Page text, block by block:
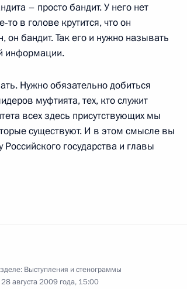
российских
монгольской
1
– просто бандит. У него нет
в голове крутится, что он
бандит. Так его и нужно называть
информации.
Нужно обязательно добиться
муфтията, тех, кто служит
всех здесь присутствующих мы
существуют. И в этом смысле вы
государства и главы
Выступления и стенограммы
28 августа 2009 года, 15:00